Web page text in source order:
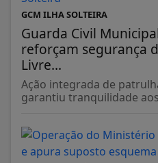
GCM ILHA SOLTEIRA
Guarda Civil
reforçam segurança
Livre...
Ação integrada de
garantiu tranquilidade